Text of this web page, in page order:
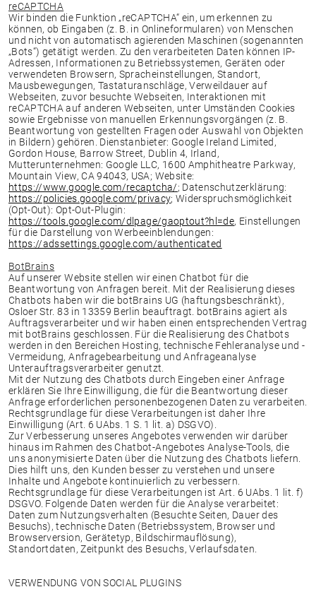
reCAPTCHA
Wir binden die Funktion „reCAPTCHA“ ein, um erkennen zu
können, ob Eingaben (z. B. in Onlineformularen) von Menschen
und nicht von automatisch agierenden Maschinen (sogenannten
„Bots“) getätigt werden. Zu den verarbeiteten Daten können IP-
Adressen, Informationen zu Betriebssystemen, Geräten oder
verwendeten Browsern, Spracheinstellungen, Standort,
Mausbewegungen, Tastaturanschläge, Verweildauer auf
Webseiten, zuvor besuchte Webseiten, Interaktionen mit
reCAPTCHA auf anderen Webseiten, unter Umständen Cookies
sowie Ergebnisse von manuellen Erkennungsvorgängen (z. B.
Beantwortung von gestellten Fragen oder Auswahl von Objekten
in Bildern) gehören. Dienstanbieter: Google Ireland Limited,
Gordon House, Barrow Street, Dublin 4, Irland,
Mutterunternehmen: Google LLC, 1600 Amphitheatre Parkway,
Mountain View, CA 94043, USA; Website:
https://www.google.com/recaptcha/; Datenschutzerklärung:
https://policies.google.com/privacy; Widerspruchsmöglichkeit
(Opt-Out): Opt-Out-Plugin:
https://tools.google.com/dlpage/gaoptout?hl=de, Einstellungen
für die Darstellung von Werbeeinblendungen:
https://adssettings.google.com/authenticated
BotBrains
Auf unserer Website stellen wir einen Chatbot für die
Beantwortung von Anfragen bereit. Mit der Realisierung dieses
Chatbots haben wir die botBrains UG (haftungsbeschränkt),
Osloer Str. 83 in 13359 Berlin beauftragt. botBrains agiert als
Auftragsverarbeiter und wir haben einen entsprechenden Vertrag
mit botBrains geschlossen. Für die Realisierung des Chatbots
werden in den Bereichen Hosting, technische Fehleranalyse und -
Vermeidung, Anfragebearbeitung und Anfrageanalyse
Unterauftragsverarbeiter genutzt.
Mit der Nutzung des Chatbots durch Eingeben einer Anfrage
erklären Sie Ihre Einwilligung, die für die Beantwortung dieser
Anfrage erforderlichen personenbezogenen Daten zu verarbeiten.
Rechtsgrundlage für diese Verarbeitungen ist daher Ihre
Einwilligung (Art. 6 UAbs. 1 S. 1 lit. a) DSGVO).
Zur Verbesserung unseres Angebotes verwenden wir darüber
hinaus im Rahmen des Chatbot-Angebotes Analyse-Tools, die
uns anonymisierte Daten über die Nutzung des Chatbots liefern.
Dies hilft uns, den Kunden besser zu verstehen und unsere
Inhalte und Angebote kontinuierlich zu verbessern.
Rechtsgrundlage für diese Verarbeitungen ist Art. 6 UAbs. 1 lit. f)
DSGVO. Folgende Daten werden für die Analyse verarbeitet:‍
Daten zum Nutzungsverhalten (Besuchte Seiten, Dauer des
Besuchs), technische Daten (Betriebssystem, Browser und
Browserversion, Gerätetyp, Bildschirmauflösung),
Standortdaten, Zeitpunkt des Besuchs, Verlaufsdaten.
VERWENDUNG VON SOCIAL PLUGINS